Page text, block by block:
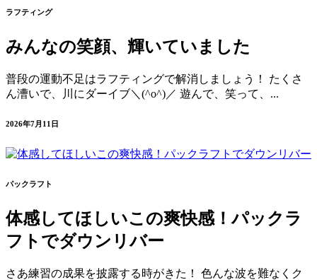
ラフティング
みんなの笑顔、輝いていました
普段の運動不足はラフティングで解消しましょう！ たくさ
ん漕いで、川にダーイブ＼(^o^)／ 遊んで、笑って、...
2026年7月11日
パックラフト
体感してほしいこの爽快感！パックラ
フトでダウンリバー
さあ練習の成果を披露する時がきた！ 色んな波を難なくク